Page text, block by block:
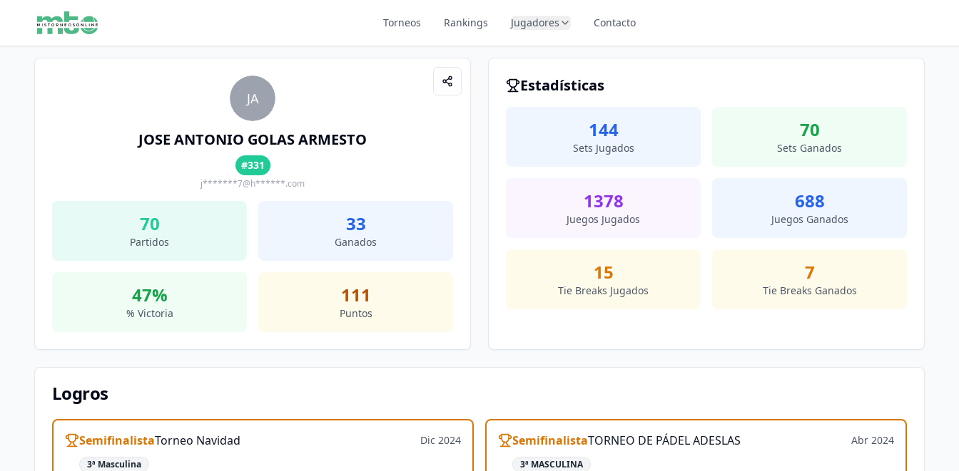
Torneos Rankings Jugadores Contacto
JA
JOSE ANTONIO GOLAS ARMESTO
#331
j*******7@h******.com
70
Partidos
33
Ganados
47%
% Victoria
111
Puntos
Estadísticas
144
Sets Jugados
70
Sets Ganados
1378
Juegos Jugados
688
Juegos Ganados
15
Tie Breaks Jugados
7
Tie Breaks Ganados
Logros
SemifinalistaTorneo Navidad Dic 2024
3ª Masculina
SemifinalistaTORNEO DE PÁDEL ADESLAS Abr 2024
3ª MASCULINA